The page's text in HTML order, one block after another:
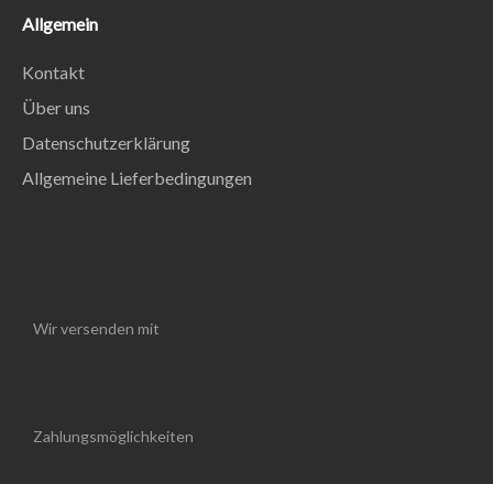
Allgemein
Kontakt
Über uns
Datenschutzerklärung
Allgemeine Lieferbedingungen
Wir versenden mit
Zahlungsmöglichkeiten